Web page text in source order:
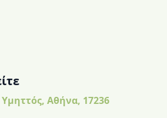
Αθήνα, 17236